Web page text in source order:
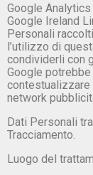
Google
Google Ireland
Personali
l’utilizzo di
condividerli con
Google
contestualizzare
network
Dati Personali
Tracciamento.
Luogo del